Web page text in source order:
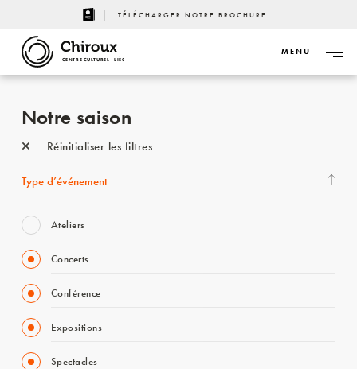
TÉLÉCHARGER NOTRE BROCHURE
CENTRE CULTUREL - LIÈGE
MENU
Notre saison
Réinitialiser les filtres
Type d’événement
Ateliers
Concerts
Conférence
Expositions
Spectacles